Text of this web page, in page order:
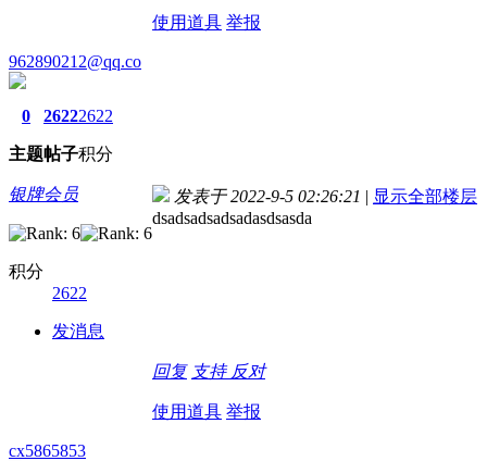
使用道具 举报
962890212@qq.co
0
主题
2622
帖子
2622
积分
银牌会员
积分
2622
发消息
发表于 2022-9-5 02:26:21 | 显示全部楼层
dsadsadsadsadasdsasda
回复 支持 反对
使用道具 举报
cx5865853